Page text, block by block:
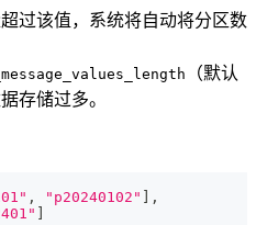
过该值，系统将自动将分区数
（默认
存储过多。
, "p20240102"
,